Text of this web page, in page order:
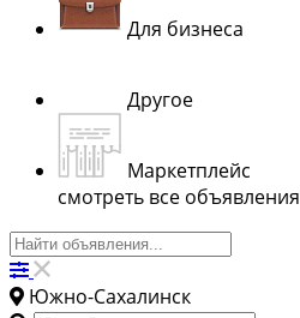
Для бизнеса
Другое
Маркетплейс
смотреть все объявления
Южно-Сахалинск